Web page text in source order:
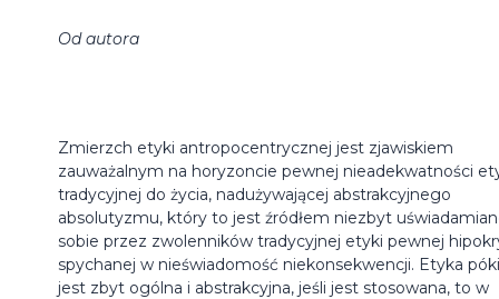
Od autora
Zmierzch etyki antropocentrycznej jest zjawiskiem
zauważalnym na horyzoncie pewnej nieadekwatności
tradycyjnej do życia, nadużywającej abstrakcyjnego
absolutyzmu, który to jest źródłem niezbyt
sobie przez zwolenników tradycyjnej etyki pewnej
spychanej w nieświadomość niekonsekwencji. Etyka
jest zbyt ogólna i abstrakcyjna, jeśli jest stosowana, to w